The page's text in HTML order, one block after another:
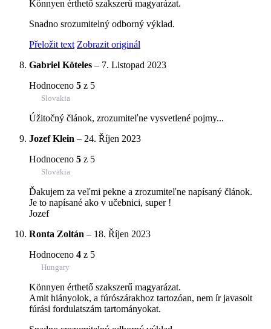
Könnyen érthető szakszerű magyarázat.
Snadno srozumitelný odborný výklad.
Přeložit text Zobrazit originál
Gabriel Köteles – 7. Listopad 2023
Hodnoceno 5 z 5
Slovakia
Úžitočný článok, zrozumiteľne vysvetlené pojmy...
Jozef Klein – 24. Říjen 2023
Hodnoceno 5 z 5
Slovakia
Ďakujem za veľmi pekne a zrozumiteľne napísaný článok.
Je to napísané ako v učebnici, super !
Jozef
Ronta Zoltán – 18. Říjen 2023
Hodnoceno 4 z 5
Hungary
Könnyen érthető szakszerű magyarázat.
Amit hiányolok, a fúrószárakhoz tartozóan, nem ír javasolt
fúrási fordulatszám tartományokat.